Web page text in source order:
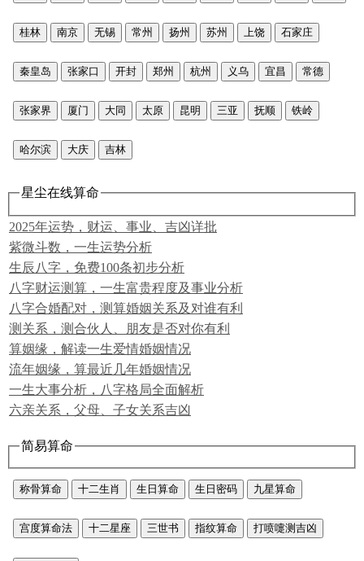
桂林 南京 无锡 常州 扬州 苏州 上饶 石家庄
秦皇岛 张家口 开封 郑州 杭州 义乌 宜昌 常德
张家界 厦门 大同 太原 昆明 三亚 抚顺 铁岭
哈尔滨 大庆 吉林
星尘在线算命
2025年运势，财运、事业、吉凶详批
紫微斗数，一生运势分析
生辰八字，免费100条初步分析
八字财运测算，一生富贵程度及事业分析
八字合婚配对，测算婚姻关系及对谁有利
测关系，测合伙人、朋友是否对你有利
算姻缘，解读一生爱情婚姻情况
流年姻缘，算最近几年婚姻情况
一生大事分析，八字格局全面解析
六亲关系，父母、子女关系吉凶
简易算命
称骨算命 十二生肖 生日算命 生日密码 九星算命
宫度算命法 十二星座 三世书 指纹算命 打喷嚏测吉凶